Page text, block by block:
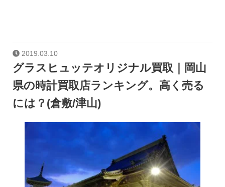
2019.03.10
グラスヒュッテオリジナル買取｜岡山
県の時計買取店ランキング。高く売る
には？(倉敷/津山)